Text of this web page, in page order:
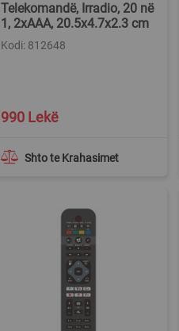
Telekomandë, Irradio, 20 në
1, 2xAAA, 20.5x4.7x2.3 cm
Kodi: 812648
Shto te Krahasimet
990 Lekë